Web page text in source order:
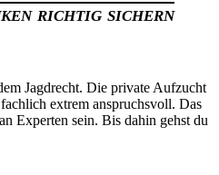
richtig sichern
Jagdrecht. Die private Aufzucht
extrem anspruchsvoll. Das
Experten sein. Bis dahin gehst du